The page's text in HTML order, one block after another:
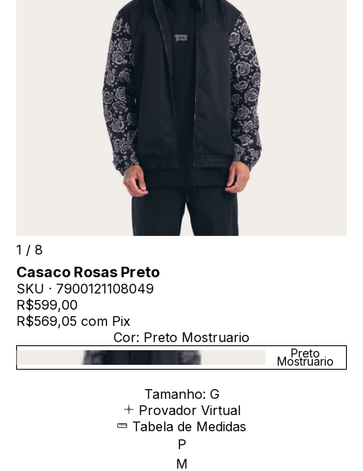
1 / 8
Casaco Rosas Preto
SKU · 7900121108049
R$599,00
R$569,05 com Pix
Cor: Preto Mostruario
Preto
Mostruario
Tamanho: G
Provador Virtual
Tabela de Medidas
P
M